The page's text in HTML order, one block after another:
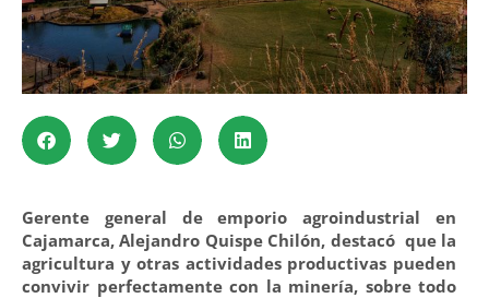
Gerente general de emporio agroindustrial en
Cajamarca, Alejandro Quispe Chilón, destacó que la
agricultura y otras actividades productivas pueden
convivir perfectamente con la minería, sobre todo